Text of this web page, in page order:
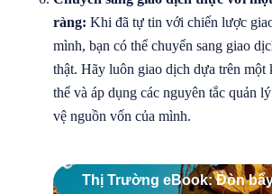
ràng: Khi đã tự tin với chiến lược
mình, bạn có thể chuyển sang giao
thật. Hãy luôn giao dịch dựa trên một
thể và áp dụng các nguyên tắc quản
vệ nguồn vốn của mình.
Thị Trường eBook: Đòn